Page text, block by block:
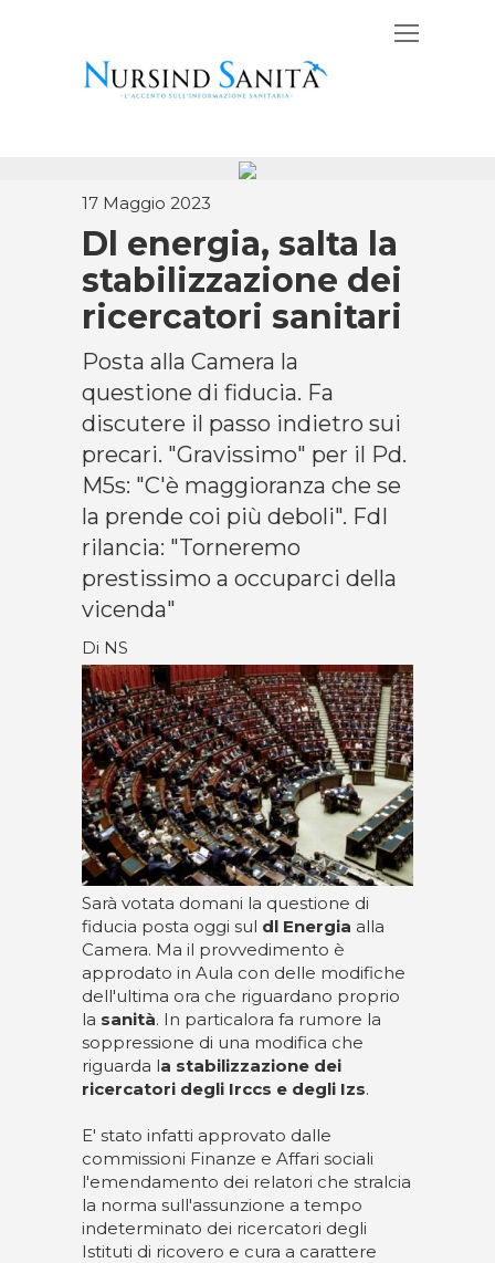
17 Maggio 2023
Dl energia, salta la
stabilizzazione dei
ricercatori sanitari
Posta alla Camera la
questione di fiducia. Fa
discutere il passo indietro sui
precari. "Gravissimo" per il Pd.
M5s: "C'è maggioranza che se
la prende coi più deboli". FdI
rilancia: "Torneremo
prestissimo a occuparci della
vicenda"
Di NS
Sarà votata domani la questione di
fiducia posta oggi sul dl Energia alla
Camera. Ma il provvedimento è
approdato in Aula con delle modifiche
dell'ultima ora che riguardano proprio
la sanità. In particalora fa rumore la
soppressione di una modifica che
riguarda la stabilizzazione dei
ricercatori degli Irccs e degli Izs.
E' stato infatti approvato dalle
commissioni Finanze e Affari sociali
l'emendamento dei relatori che stralcia
la norma sull'assunzione a tempo
indeterminato dei ricercatori degli
Istituti di ricovero e cura a carattere